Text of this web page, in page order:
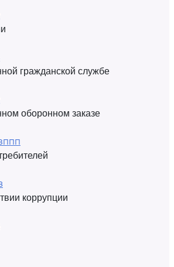
гражданской службе
оборонном заказе
ЗППП
коррупции